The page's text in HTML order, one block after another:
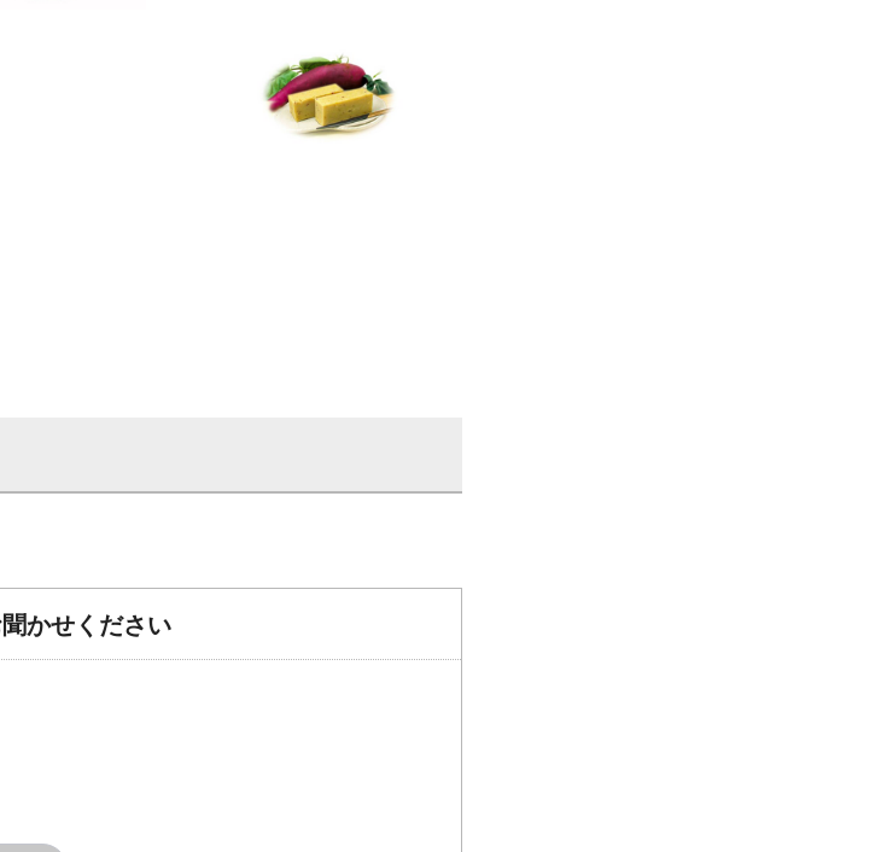
かせください